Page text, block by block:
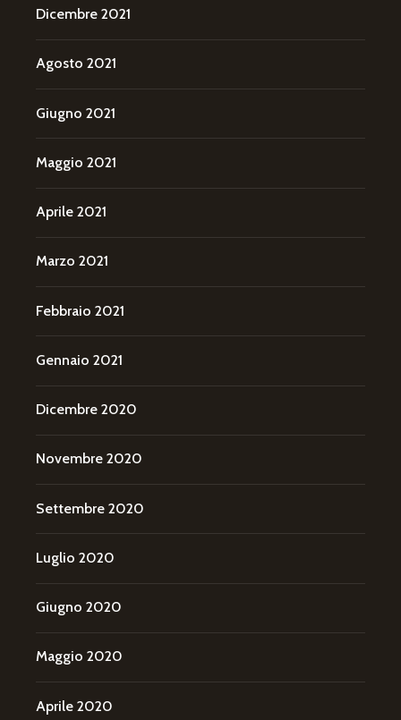
Dicembre 2021
Agosto 2021
Giugno 2021
Maggio 2021
Aprile 2021
Marzo 2021
Febbraio 2021
Gennaio 2021
Dicembre 2020
Novembre 2020
Settembre 2020
Luglio 2020
Giugno 2020
Maggio 2020
Aprile 2020